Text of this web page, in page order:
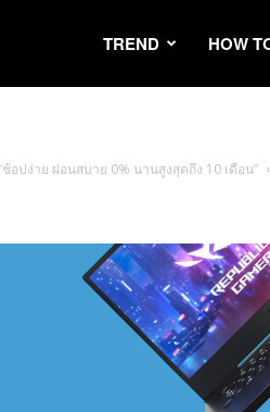
TREND HOW
ปง่าย ผ่อนสบาย 0% นานสูงสุดถึง 10 เดือน”